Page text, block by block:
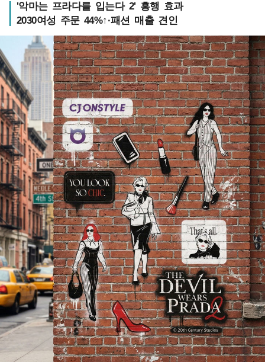
'악마는 프라다를 입는다 2' 흥행 효과
2030여성 주문 44%↑·패션 매출 견인